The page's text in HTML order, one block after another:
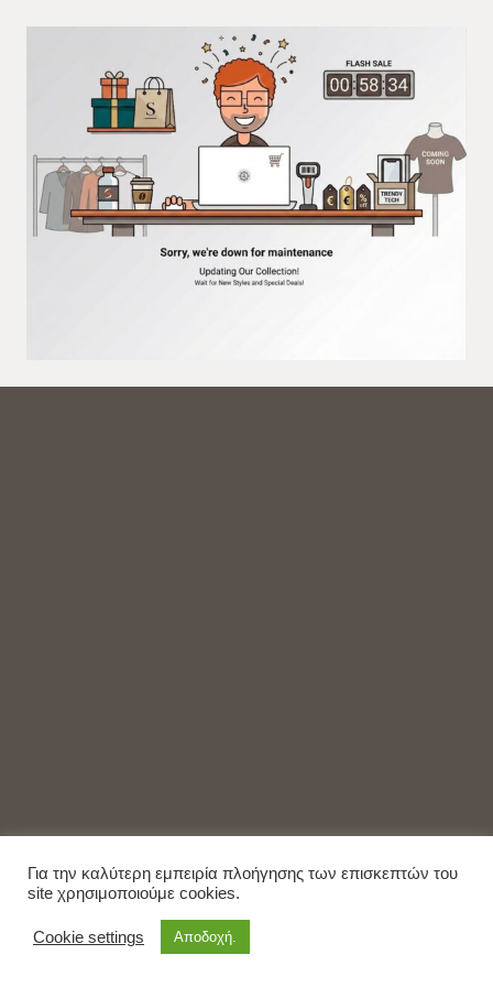
Για την καλύτερη εμπειρία πλοήγησης των επισκεπτών του
site χρησιμοποιούμε cookies.
Cookie settings Αποδοχή.